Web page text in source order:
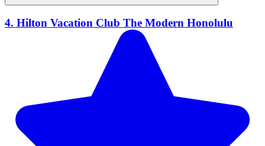
4. Hilton Vacation Club The Modern Honolulu